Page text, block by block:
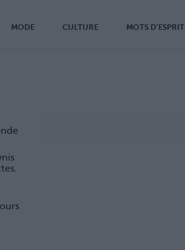
MODE CULTURE MOTS D'ESPRIT